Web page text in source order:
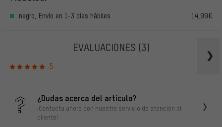
negro, Envío en 1-3 días hábiles 14,99€
EVALUACIONES (3)
5
¿Dudas acerca del artículo?
¡Contacta ahora con nuestro servicio de atención al
cliente!